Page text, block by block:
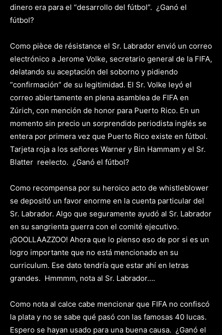
dinero era para el “desarrollo del fútbol”. ¿Ganó el
fútbol?
Como pièce de résistance el Sr. Labrador envió un correo
electrónico a Jerome Volke, secretario general de la FIFA,
delatando su aceptación del soborno y pidiendo
“confirmación” de su legitimidad. El Sr. Volke leyó el
correo abiertamente en plena asamblea de FIFA en
Zúrich, con mención de honor para Puerto Rico. En un
momento sin precio un sorprendido periodista inglés se
entera por primera vez que Puerto Rico existe en fútbol.
Tarjeta roja a los señores Warner y Bin Hammam y el Sr.
Blatter reelecto. ¿Ganó el fútbol?
Como recompensa por su heroico acto de whistleblower
se depositó un favor enorme en la cuenta particular del
Sr. Labrador. Algo que seguramente ayudó al Sr. Labrador
en su sangrienta guerra con el comité ejecutivo.
¡GOOLLAAZZOO! Ahora que lo pienso eso de por si es un
logro importante que no está mencionado en su
curriculum. Ese dato tendría que estar ahí en letras
grandes. Hmmmm, nota al Sr. Labrador….
Como nota al calce cabe mencionar que FIFA no confiscó
la plata y no se sabe qué pasó con las famosas 40 lucas.
Espero se hayan usado para una buena causa. ¿Ganó el